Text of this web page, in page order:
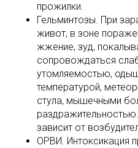
прожилки.
Гельминтозы. При
живот, в зоне
жжение, зуд,
сопровождаться
утомляемостью,
температурой,
стула, мышечными
зависит от
ОРВИ. Интоксикация